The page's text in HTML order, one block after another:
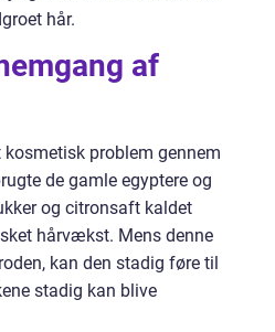
hår.
af
problem gennem
de gamle egyptere og
og citronsaft kaldet
hårvækst. Mens denne
kan den stadig føre til
stadig kan blive